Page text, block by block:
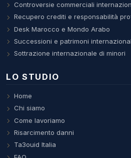
Controversie commerciali
Recupero crediti e responsabilità
Desk Marocco e Mondo Arabo
Successioni e patrimoni
Sottrazione internazionale di minori
LO STUDIO
Home
Chi siamo
Come lavoriamo
Risarcimento danni
Ta3ouid Italia